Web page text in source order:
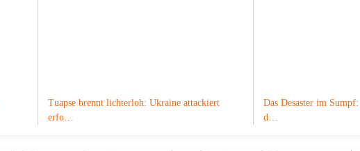
Tuapse brennt lichterloh: Ukraine attackiert
erfo…
Das Desaster im
d…